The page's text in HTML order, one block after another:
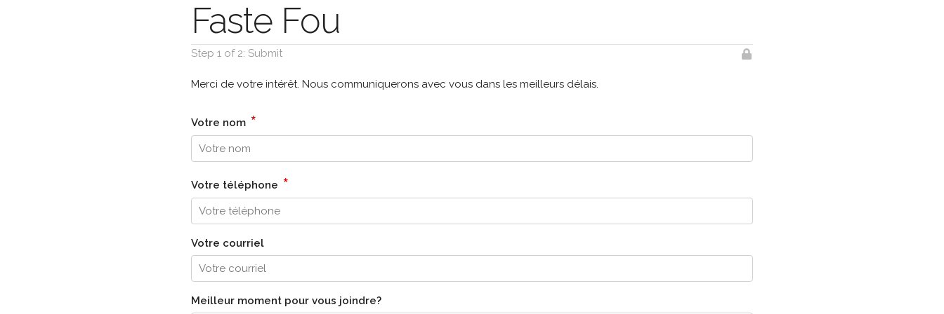
Faste Fou
Step 1 of 2: Submit
Merci de votre intérêt. Nous communiquerons avec vous dans les meilleurs délais.
Votre nom *
Votre téléphone *
Votre courriel
Meilleur moment pour vous joindre?